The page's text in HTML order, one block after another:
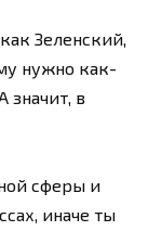
Зеленский,
нужно как-
значит, в
сферы и
иначе ты